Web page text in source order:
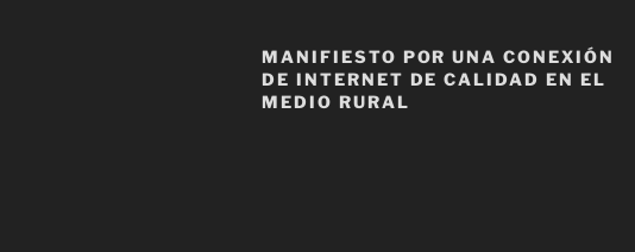
MANIFIESTO POR UNA CONEXIÓN
DE INTERNET DE CALIDAD EN EL
MEDIO RURAL